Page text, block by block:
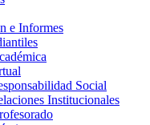
e Informes
Social
Institucionales